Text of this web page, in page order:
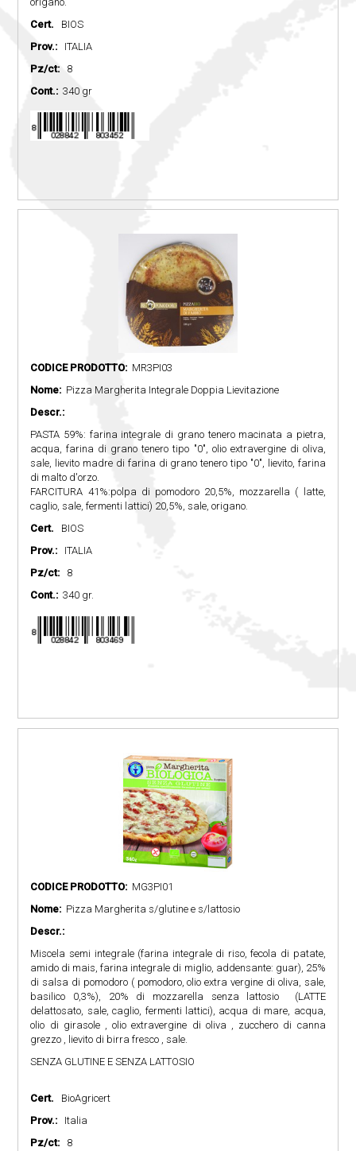
Cert. BIOS
Prov.: ITALIA
Pz/ct: 8
Cont.: 340 gr
CODICE PRODOTTO: MR3PI03
Nome: Pizza Margherita Integrale Doppia Lievitazione
Descr.:
PASTA 59%: farina integrale di grano tenero macinata a pietra,
acqua, farina di grano tenero tipo "0", olio extravergine di oliva,
sale, lievito madre di farina di grano tenero tipo "0", lievito, farina
di malto d'orzo.
FARCITURA 41%:polpa di pomodoro 20,5%, mozzarella ( latte,
caglio, sale, fermenti lattici) 20,5%, sale, origano.
Cert. BIOS
Prov.: ITALIA
Pz/ct: 8
Cont.: 340 gr.
CODICE PRODOTTO: MG3PI01
Nome: Pizza Margherita s/glutine e s/lattosio
Descr.:
Miscela semi integrale (farina integrale di riso, fecola di patate,
amido di mais, farina integrale di miglio, addensante: guar), 25%
di salsa di pomodoro ( pomodoro, olio extra vergine di oliva, sale,
basilico 0,3%), 20% di mozzarella senza lattosio (LATTE
delattosato, sale, caglio, fermenti lattici), acqua di mare, acqua,
olio di girasole , olio extravergine di oliva , zucchero di canna
grezzo , lievito di birra fresco , sale.
SENZA GLUTINE E SENZA LATTOSIO
Cert. BioAgricert
Prov.: Italia
Pz/ct: 8